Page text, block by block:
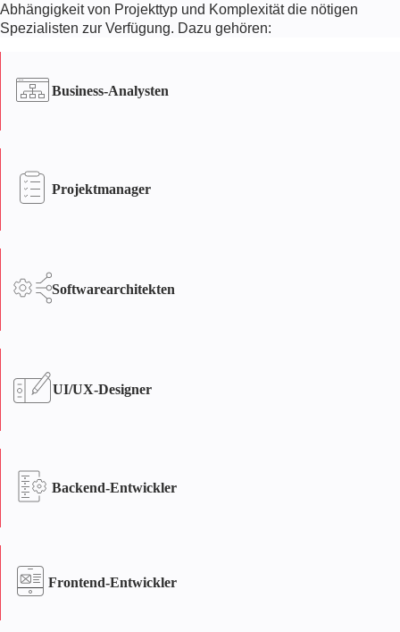
Neben Ethereum-basierten Blockchains
sind mit Solidity geschriebene Smart
Abhängigkeit von Projekttyp und Komplexität die nötigen
Spezialisten zur Verfügung. Dazu gehören:
Business-Analysten
Projektmanager
Softwarearchitekten
UI/UX-Designer
Backend-Entwickler
Frontend-Entwickler